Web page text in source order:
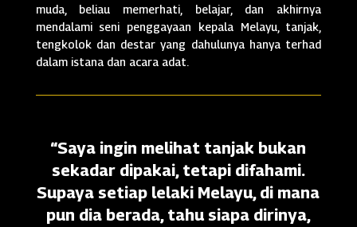
muda, beliau memerhati, belajar, dan akhirnya
mendalami seni penggayaan kepala Melayu, tanjak,
tengkolok dan destar yang dahulunya hanya terhad
dalam istana dan acara adat.
“Saya ingin melihat tanjak bukan
sekadar dipakai, tetapi difahami.
Supaya setiap lelaki Melayu, di mana
pun dia berada, tahu siapa dirinya,